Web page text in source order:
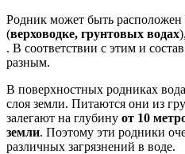
Родник может быть
(верховодке, грунтовых водах
. В соответствии с этим и
разным.
В поверхностных родниках
слоя земли. Питаются они из
залегают на глубину от 10
земли. Поэтому эти родники
различных загрязнений в воде.